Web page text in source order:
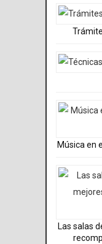
Música en
Las salas